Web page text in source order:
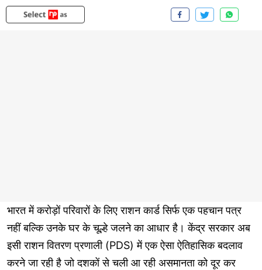
भारत में करोड़ों परिवारों के लिए राशन कार्ड सिर्फ एक पहचान पत्र
नहीं बल्कि उनके घर के चूल्हे जलने का आधार है। केंद्र सरकार अब
इसी राशन वितरण प्रणाली (PDS) में एक ऐसा ऐतिहासिक बदलाव
करने जा रही है जो दशकों से चली आ रही असमानता को दूर कर